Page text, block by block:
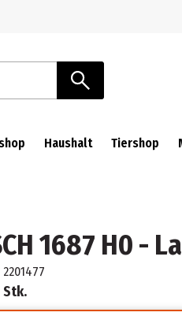
Haushalt Tiershop
1687 H0 -
2201477
Stk.